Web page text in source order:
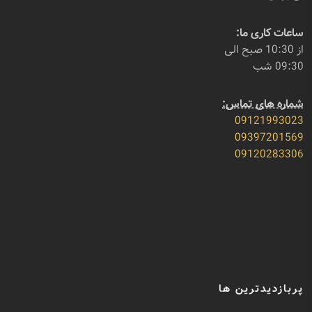
ساعات کاری ما:
از 10:30 صبح الی
09:30 شب
شماره های تماس:
09121993023
09397201569
09120283306
پربازدیدترین ها